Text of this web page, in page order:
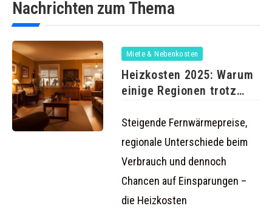
Nachrichten zum Thema
Miete & Nebenkosten
Heizkosten 2025: Warum
einige Regionen trotz
Steigende Fernwärmepreise,
regionale Unterschiede beim
Verbrauch und dennoch
Chancen auf Einsparungen –
die Heizkosten